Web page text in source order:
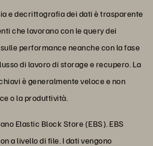
e decrittografia dei dati è trasparente
che lavorano con le query dei
performance neanche con la fase
di lavoro di storage e recupero. La
è generalmente veloce e non
o la produttività.
Elastic Block Store (EBS). EBS
a livello di file. I dati vengono